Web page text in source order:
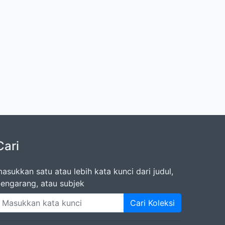
satu atau lebih kata kunci dari judul,
atau subjek
Cari Koleksi